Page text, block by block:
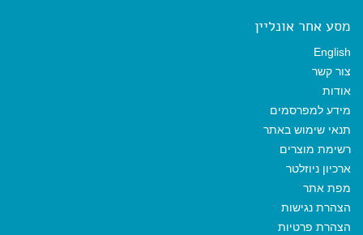
מסע אחר אונליין
English
צור קשר
אודות
מידע למפרסמים
תנאי שימוש באתר
רשימת מוצרים
ארכיון ניוזלטר
מפת אתר
הצהרת נגישות
הצהרת פרטיות